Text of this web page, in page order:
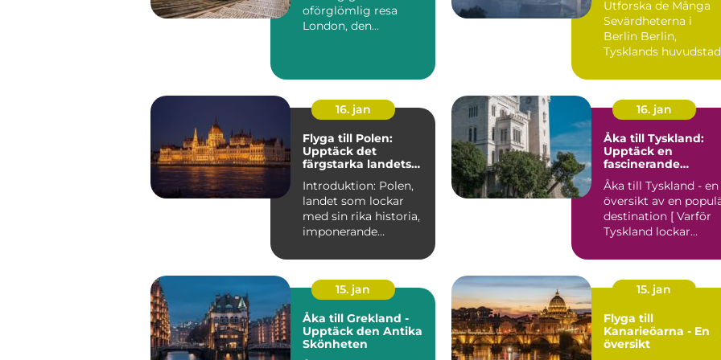
oförglömlig resa
London, den
Utforska de Många
Sevärdheterna i
Berlin Berlin,
Tysklands huvudstad
metropol, er...
16. jan
Flyga till Polen:
Upptäck det
färgstarka landets
Introduktion: Polen,
landet som lockar
med sin rika historia,
imponerande
natursköna ...
16. jan
Åka till Tyskland:
Upptäck en
fascinerande
destination i hjärtat
av Europa
Åka till Tyskland - en
översikt av en
destination [ Varför
Tyskland lockar
15. jan
Åka till Grekland -
Upptäck den Antika
Skönheten
15. jan
Flyga till
Kanarieöarna - En
översikt